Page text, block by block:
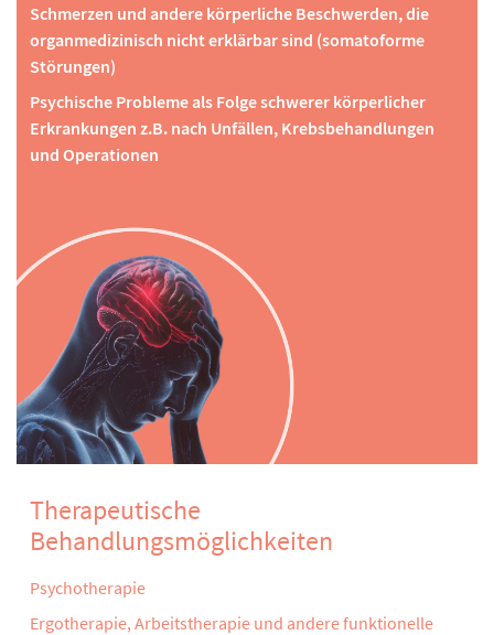
Schmerzen und andere körperliche Beschwerden, die
organmedizinisch nicht erklärbar sind (somatoforme
Störungen)
Psychische Probleme als Folge schwerer körperlicher
Erkrankungen z.B. nach Unfällen, Krebsbehandlungen
und Operationen
Therapeutische
Behandlungsmöglichkeiten
Psychotherapie
Ergotherapie, Arbeitstherapie und andere funktionelle